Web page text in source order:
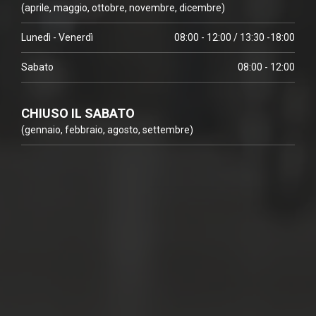
(aprile, maggio, ottobre, novembre, dicembre)
Lunedì - Venerdì 08:00 - 12:00 / 13:30 -18:00
Sabato 08:00 - 12:00
CHIUSO IL SABATO
(gennaio, febbraio, agosto, settembre)